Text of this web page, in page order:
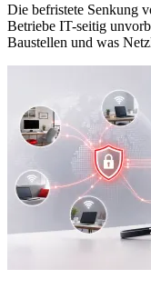
Die befristete Senkung
Betriebe IT-seitig
Baustellen und was